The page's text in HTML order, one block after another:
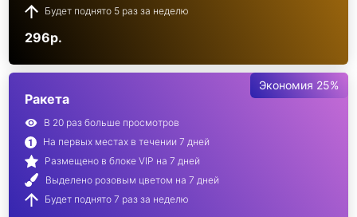
Будет поднято 5 раз за неделю
296р.
Экономия 25%
Ракета
В 20 раз больше просмотров
На первых местах в течении 7 дней
Размещено в блоке VIP на 7 дней
Выделено розовым цветом на 7 дней
Будет поднято 7 раз за неделю